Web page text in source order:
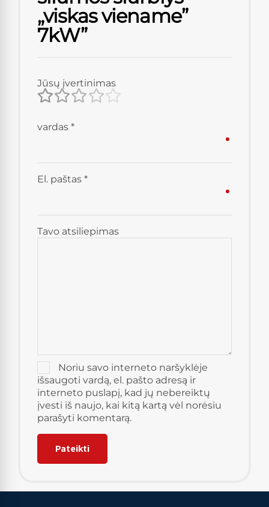
„viskas viename”
7kW”
Jūsų įvertinimas
Tavo atsiliepimas
vardas *
El. paštas *
Noriu savo interneto naršyklėje
išsaugoti vardą, el. pašto adresą ir
interneto puslapį, kad jų nebereiktų
įvesti iš naujo, kai kitą kartą vėl norėsiu
parašyti komentarą.